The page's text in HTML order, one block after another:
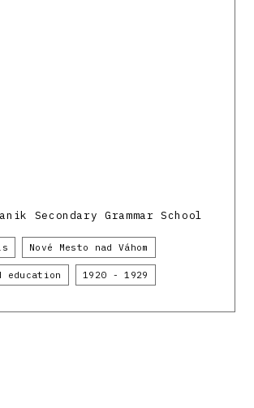
Secondary Grammar School
Nové Mesto nad Váhom
education 1920 - 1929